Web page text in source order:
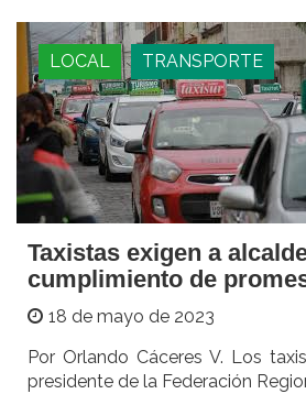
LOCAL TRANSPORTE
Taxistas exigen a
cumplimiento de
18 de mayo de 2023
Por Orlando Cáceres V. Los
presidente de la Federación